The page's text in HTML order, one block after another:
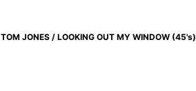
TOM JONES / LOOKING OUT MY WINDOW (45's)